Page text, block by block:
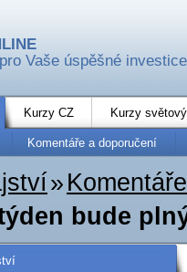
Vaše úspěšné investice
Kurzy CZ Kurzy
Komentáře a doporučení
»
bude